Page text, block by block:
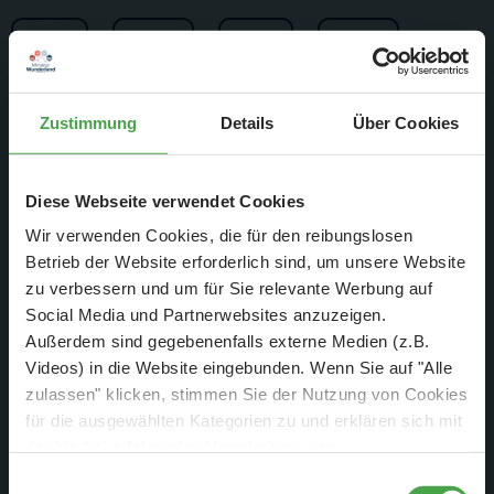
Zustimmung Details Über Cookies
Diese Webseite verwendet Cookies
Wir verwenden Cookies, die für den reibungslosen
Betrieb der Website erforderlich sind, um unsere Website
zu verbessern und um für Sie relevante Werbung auf
Social Media und Partnerwebsites anzuzeigen.
Außerdem sind gegebenenfalls externe Medien (z.B.
Videos) in die Website eingebunden. Wenn Sie auf "Alle
zulassen" klicken, stimmen Sie der Nutzung von Cookies
für die ausgewählten Kategorien zu und erklären sich mit
Dieser Film ist eine Überraschung an unsere Mitarbeiter. Wir
würden uns freuen, wenn Ihr diese Überraschung mit Euren
Kommentaren so richtig perfekt machen würdet… In diesen
Minuten wachen langsam über 300 Wunderländer auf und
finden eine E-Mail von uns. In den letzten Tagen haben sie
alle ein fettes Weihnachtsfeierpaket bekommen, mit vielen
kleinen Geschenken und der Bitte sich gestern Abend eine